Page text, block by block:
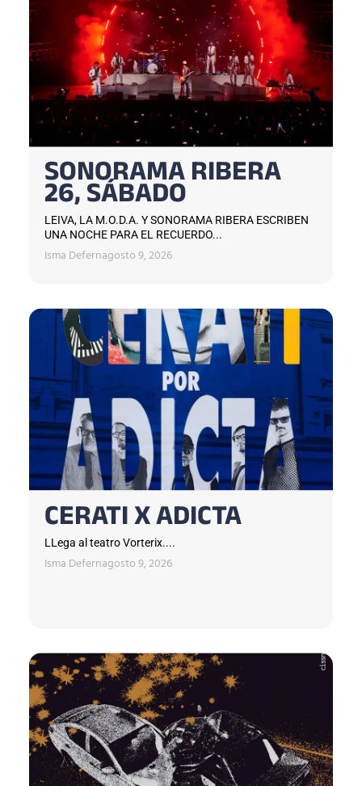
SONORAMA RIBERA
26, SÁBADO
LEIVA, LA M.O.D.A. Y SONORAMA RIBERA ESCRIBEN
UNA NOCHE PARA EL RECUERDO...
Isma Defernagosto 9, 2026
CERATI X ADICTA
LLega al teatro Vorterix....
Isma Defernagosto 9, 2026